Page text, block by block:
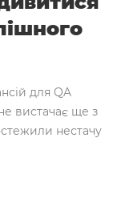
для QA
вистачає ще з
нестачу